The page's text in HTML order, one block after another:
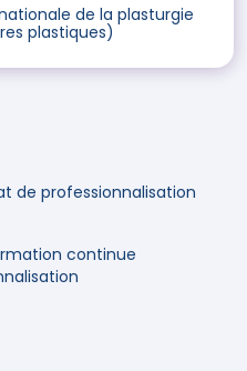
de la plasturgie
plastiques)
de professionnalisation
continue